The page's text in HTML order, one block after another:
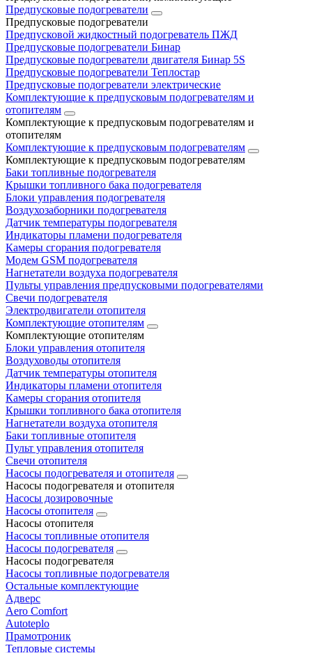
Предпусковые подогреватели
Предпусковые подогреватели
Предпусковой жидкостный подогреватель ПЖД
Предпусковые подогреватели Бинар
Предпусковые подогреватели двигателя Бинар 5S
Предпусковые подогреватели Теплостар
Предпусковые подогреватели электрические
Комплектующие к предпусковым подогревателям и
отопителям
Комплектующие к предпусковым подогревателям и
отопителям
Комплектующие к предпусковым подогревателям
Комплектующие к предпусковым подогревателям
Баки топливные подогревателя
Крышки топливного бака подогревателя
Блоки управления подогревателя
Воздухозаборники подогревателя
Датчик температуры подогревателя
Индикаторы пламени подогревателя
Камеры сгорания подогревателя
Модем GSM подогревателя
Нагнетатели воздуха подогревателя
Пульты управления предпусковыми подогревателями
Свечи подогревателя
Электродвигатели отопителя
Комплектующие отопителям
Комплектующие отопителям
Блоки управления отопителя
Воздуховоды отопителя
Датчик температуры отопителя
Индикаторы пламени отопителя
Камеры сгорания отопителя
Крышки топливного бака отопителя
Нагнетатели воздуха отопителя
Баки топливные отопителя
Пульт управления отопителя
Свечи отопителя
Насосы подогревателя и отопителя
Насосы подогревателя и отопителя
Насосы дозировочные
Насосы отопителя
Насосы отопителя
Насосы топливные отопителя
Насосы подогревателя
Насосы подогревателя
Насосы топливные подогревателя
Остальные комплектующие
Адверс
Aero Comfort
Autoteplo
Прамотроник
Тепловые системы